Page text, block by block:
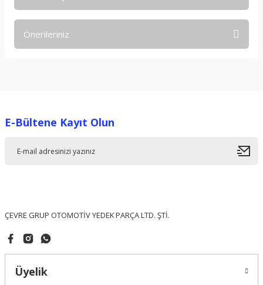
Önerileriniz
Ürün resmi kalitesiz, bozuk veya görüntülenemiyor.
E-Bültene Kayıt Olun
ÇEVRE GRUP OTOMOTİV YEDEK PARÇA LTD. ŞTİ.
Üyelik